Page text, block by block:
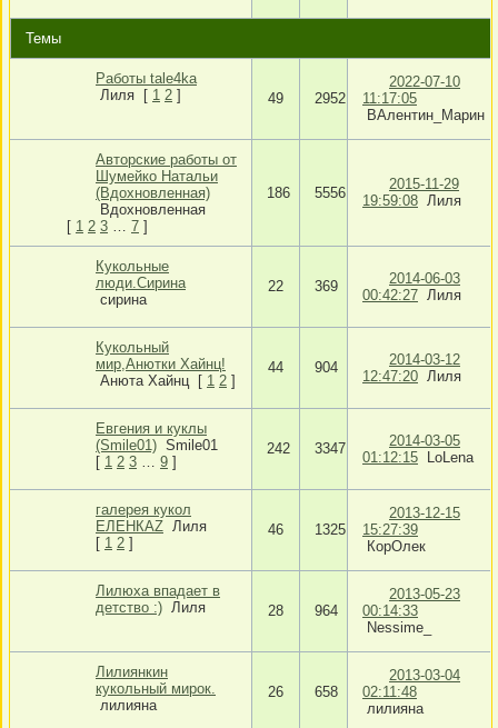
Темы
Работы tale4ka
Лиля
[ 1 2 ] 49 2952
2022-07-10
11:17:05
ВАлентин_Марин
Авторские работы от
Шумейко Натальи
(Вдохновленная)
Вдохновленная
[ 1 2 3 7 ]
186 5556
2015-11-29
19:59:08 Лиля
Кукольные
люди.Сирина
сирина
22 369
2014-06-03
00:42:27 Лиля
Кукольный
мир,Анютки Хайнц!
Анюта Хайнц
[ 1 2 ]
44 904
2014-03-12
12:47:20 Лиля
Евгения и куклы
(Smile01) Smile01
[ 1 2 3 9 ]
242 3347
2014-03-05
01:12:15
LoLena
галерея кукол
ЕЛЕНКАZ Лиля
[ 1 2 ]
46 1325
2013-12-15
15:27:39
КорОлек
Лилюха впадает в
детство :) Лиля 28 964
2013-05-23
00:14:33
Nessime_
Лилиянкин
кукольный мирок.
лилияна
26 658
2013-03-04
02:11:48
лилияна